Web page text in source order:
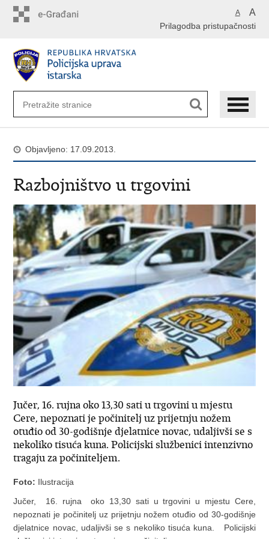
A A
Prilagodba pristupačnosti
Objavljeno: 17.09.2013.
Razbojništvo u trgovini
Jučer, 16. rujna oko 13,30 sati u trgovini u mjestu
Cere, nepoznati je počinitelj uz prijetnju nožem
otuđio od 30-godišnje djelatnice novac, udaljivši se s
nekoliko tisuća kuna. Policijski službenici intenzivno
tragaju za počiniteljem.
Foto: Ilustracija
Jučer, 16. rujna oko 13,30 sati u trgovini u mjestu Cere,
nepoznati je počinitelj uz prijetnju nožem otuđio od 30-godišnje
djelatnice novac, udaljivši se s nekoliko tisuća kuna. Policijski